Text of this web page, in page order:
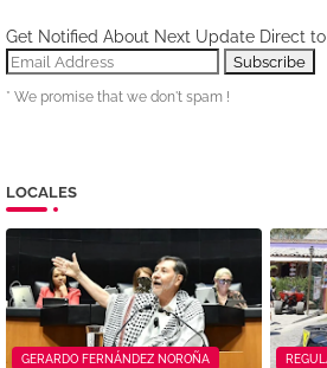
Get Notified About Next Update Direct
* We promise that we don't spam !
LOCALES
GERARDO FERNÁNDEZ NOROÑA